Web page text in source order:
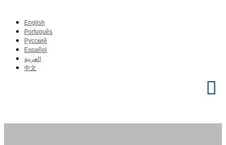
English
Português
Pусский
Español
العربية
中文